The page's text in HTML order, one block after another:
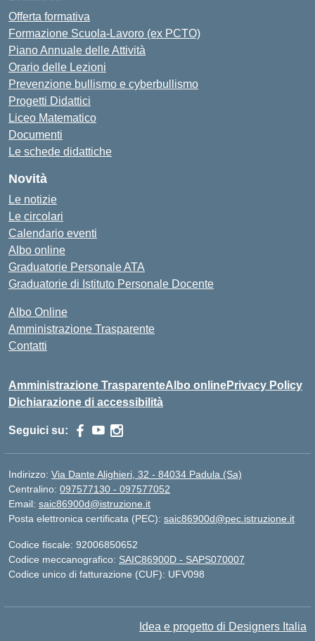
Offerta formativa
Formazione Scuola-Lavoro (ex PCTO)
Piano Annuale delle Attività
Orario delle Lezioni
Prevenzione bullismo e cyberbullismo
Progetti Didattici
Liceo Matematico
Documenti
Le schede didattiche
Novità
Le notizie
Le circolari
Calendario eventi
Albo online
Graduatorie Personale ATA
Graduatorie di Istituto Personale Docente
Albo Online
Amministrazione Trasparente
Contatti
Amministrazione TrasparenteAlbo onlinePrivacy Policy
Dichiarazione di accessibilità
Seguici su:
Indirizzo: Via Dante Alighieri, 32 - 84034 Padula (Sa)
Centralino: 097577130 - 097577052
Email: saic86900d@istruzione.it
Posta elettronica certificata (PEC): saic86900d@pec.istruzione.it
Codice fiscale: 92006850652
Codice meccanografico: SAIC86900D - SAPS070007
Codice unico di fatturazione (CUF): UFV098
Idea e progetto di Designers Italia